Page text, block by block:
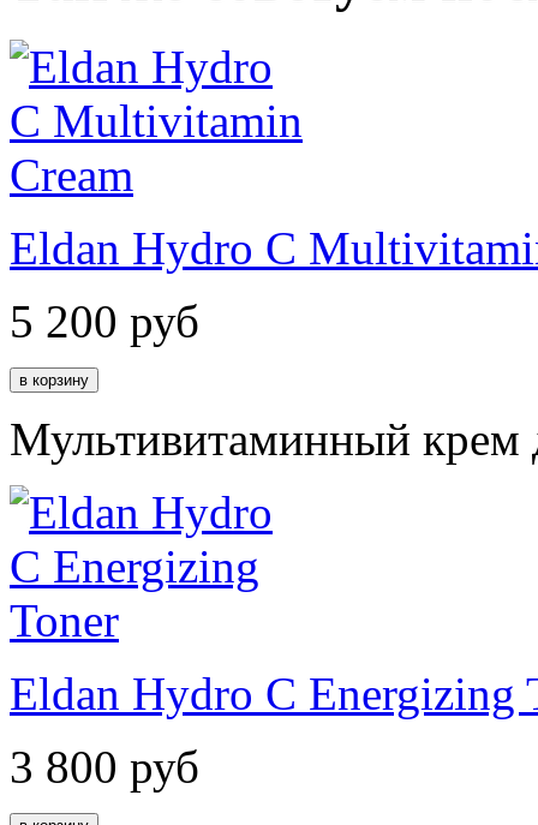
Eldan Hydro C
5 200 руб
Мультивитаминный крем
Eldan Hydro C Energizing
3 800 руб